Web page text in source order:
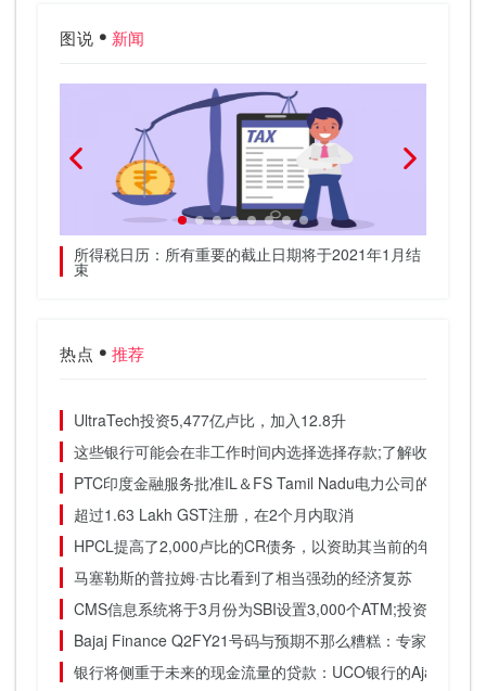
图说 新闻
所得税日历：所有重要的截止日期将于2021年1月结
束
热点 推荐
UltraTech投资5,477亿卢比，加入12.8升
这些银行可能会在非工作时间内选择选择存款;了解收费和新
PTC印度金融服务批准IL＆FS Tamil Nadu电力公司的决议
超过1.63 Lakh GST注册，在2个月内取消
HPCL提高了2,000卢比的CR债务，以资助其当前的年度资本
马塞勒斯的普拉姆·古比看到了相当强劲的经济复苏
CMS信息系统将于3月份为SBI设置3,000个ATM;投资200卢比
Bajaj Finance Q2FY21号码与预期不那么糟糕：专家级
银行将侧重于未来的现金流量的贷款：UCO银行的Ajay Vyas